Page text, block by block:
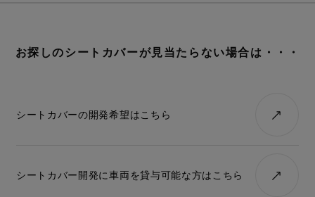
お探しのシートカバーが見当たらない場合は・・・
シートカバーの開発希望はこちら
シートカバー開発に車両を貸与可能な方はこちら